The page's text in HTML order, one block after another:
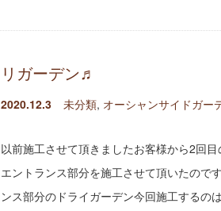
リガーデン♬
2020.12.3 未分類, オーシャンサイドガー
以前施工させて頂きましたお客様から2回
エントランス部分を施工させて頂いたので
ンス部分のドライガーデン今回施工するの